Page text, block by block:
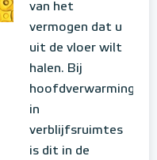
van het
vermogen dat u
uit de vloer wilt
halen. Bij
hoofdverwarming
in
verblijfsruimtes
is dit in de